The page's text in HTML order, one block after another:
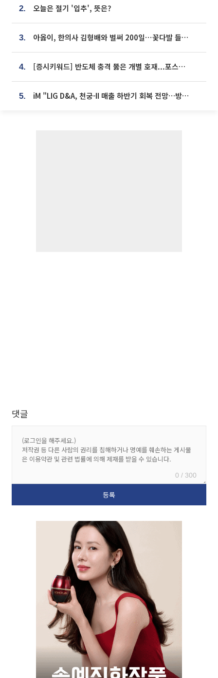
2. 오늘은 절기 '입추', 뜻은?
3. 아옳이, 한의사 김형배와 벌써 200일⋯꽃다발 들고 "프러포즈 아냐"
4. [증시키워드] 반도체 충격 뚫은 개별 호재...포스코퓨처엠·에코프로·한화솔루션 '눈길'
5. iM "LIG D&A, 천궁-II 매출 하반기 회복 전망…방산 톱픽 유지"
댓글
0 / 300